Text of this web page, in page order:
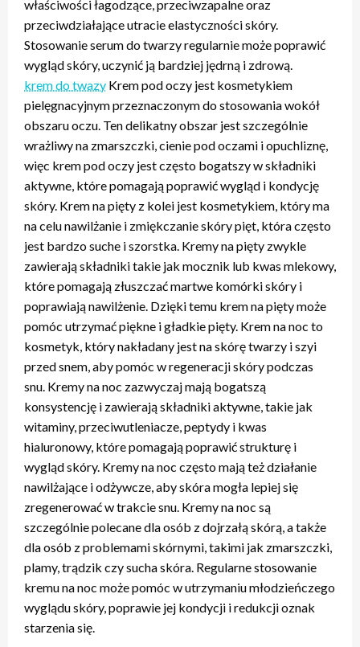
właściwości łagodzące, przeciwzapalne oraz
przeciwdziałające utracie elastyczności skóry.
Stosowanie serum do twarzy regularnie może poprawić
wygląd skóry, uczynić ją bardziej jędrną i zdrową.
krem do twazy Krem pod oczy jest kosmetykiem
pielęgnacyjnym przeznaczonym do stosowania wokół
obszaru oczu. Ten delikatny obszar jest szczególnie
wrażliwy na zmarszczki, cienie pod oczami i opuchliznę,
więc krem pod oczy jest często bogatszy w składniki
aktywne, które pomagają poprawić wygląd i kondycję
skóry. Krem na pięty z kolei jest kosmetykiem, który ma
na celu nawilżanie i zmiękczanie skóry pięt, która często
jest bardzo suche i szorstka. Kremy na pięty zwykle
zawierają składniki takie jak mocznik lub kwas mlekowy,
które pomagają złuszczać martwe komórki skóry i
poprawiają nawilżenie. Dzięki temu krem na pięty może
pomóc utrzymać piękne i gładkie pięty. Krem na noc to
kosmetyk, który nakładany jest na skórę twarzy i szyi
przed snem, aby pomóc w regeneracji skóry podczas
snu. Kremy na noc zazwyczaj mają bogatszą
konsystencję i zawierają składniki aktywne, takie jak
witaminy, przeciwutleniacze, peptydy i kwas
hialuronowy, które pomagają poprawić strukturę i
wygląd skóry. Kremy na noc często mają też działanie
nawilżające i odżywcze, aby skóra mogła lepiej się
zregenerować w trakcie snu. Kremy na noc są
szczególnie polecane dla osób z dojrzałą skórą, a także
dla osób z problemami skórnymi, takimi jak zmarszczki,
plamy, trądzik czy sucha skóra. Regularne stosowanie
kremu na noc może pomóc w utrzymaniu młodzieńczego
wyglądu skóry, poprawie jej kondycji i redukcji oznak
starzenia się.